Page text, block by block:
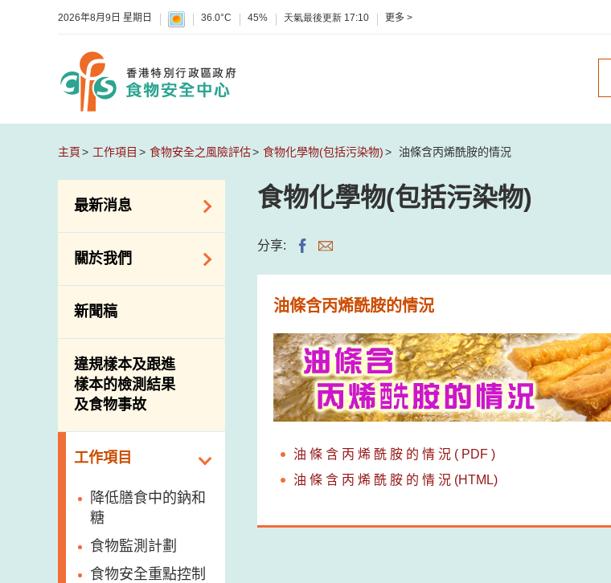
2026年8月9日 星期日 36.0°C 45% 天氣最後更新 17:10 更多 >
主頁 工作項目 食物安全之風險評估 食物化學物(包括污染物) 油條含丙烯酰胺的情況
最新消息
食物警報 / 致敏物
警報
活動
關於我們
組織結構
介紹短片
新聞稿
違規樣本及跟進
樣本的檢測結果
及食物事故
工作項目
降低膳食中的鈉和
糖
食物監測計劃
食物安全重點控制
食物化學物(包括污染物)
分享:
油條含丙烯酰胺的情況
油 條 含 丙 烯 酰 胺 的 情 況 ( PDF )
油 條 含 丙 烯 酰 胺 的 情 況 (HTML)